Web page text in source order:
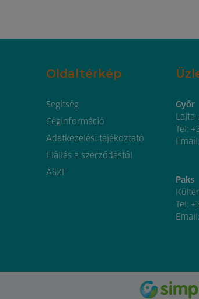
Oldaltérkép
Segítség
Céginformáció
Adatkezelési tájékoztató
Elállás a szerződéstől
ÁSZF
Győr
Lajta
Tel:
Email:
Paks
Tel:
Email: